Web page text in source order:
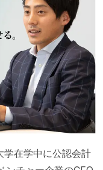
学在学中に公認会計